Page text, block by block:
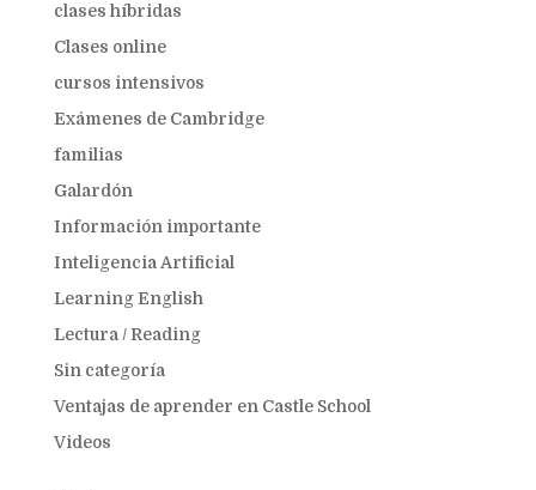
clases híbridas
Clases online
cursos intensivos
Exámenes de Cambridge
familias
Galardón
Información importante
Inteligencia Artificial
Learning English
Lectura / Reading
Sin categoría
Ventajas de aprender en Castle School
Videos